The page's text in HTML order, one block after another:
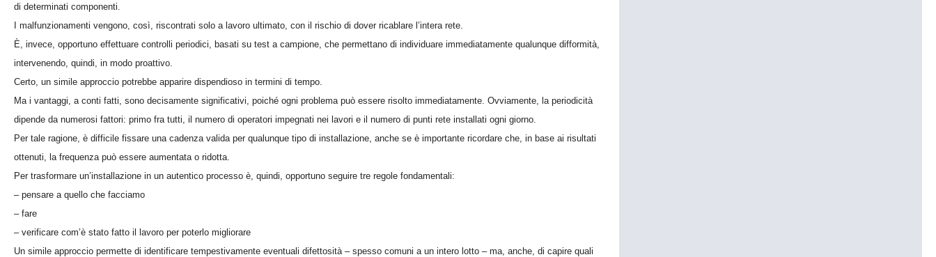
di determinati componenti.
I malfunzionamenti vengono, così, riscontrati solo a lavoro ultimato, con il rischio di dover ricablare l’intera rete.
È, invece, opportuno effettuare controlli periodici, basati su test a campione, che permettano di individuare immediatamente qualunque difformità,
intervenendo, quindi, in modo proattivo.
Certo, un simile approccio potrebbe apparire dispendioso in termini di tempo.
Ma i vantaggi, a conti fatti, sono decisamente significativi, poiché ogni problema può essere risolto immediatamente. Ovviamente, la periodicità
dipende da numerosi fattori: primo fra tutti, il numero di operatori impegnati nei lavori e il numero di punti rete installati ogni giorno.
Per tale ragione, è difficile fissare una cadenza valida per qualunque tipo di installazione, anche se è importante ricordare che, in base ai risultati
ottenuti, la frequenza può essere aumentata o ridotta.
Per trasformare un’installazione in un autentico processo è, quindi, opportuno seguire tre regole fondamentali:
– pensare a quello che facciamo
– fare
– verificare com’è stato fatto il lavoro per poterlo migliorare
Un simile approccio permette di identificare tempestivamente eventuali difettosità – spesso comuni a un intero lotto – ma, anche, di capire quali